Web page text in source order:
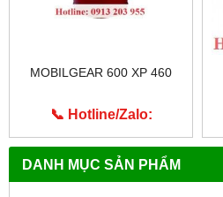
DANH MỤC SẢN PHẨM
MOBILGEAR 600 XP 460
📞 Hotline/Zalo: